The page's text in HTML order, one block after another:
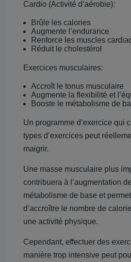
Cardio (Activité d’aérobie):
Brûle les calories
Augmente l’endurance
Renforce les muscles
Réduit le cholestérol
Exercices musculaires:
Accroît le tonus musculaire
Augmente la flexibilité et
Booste le métabolisme de
Un programme d’exercice qui
types d’exercices peut
maigrir.
Une masse musculaire plus
contribuera à l’augmentation
métabolisme de base et
d’accroître le nombre de
une activité physique.
Cependant, effectuer des
manière trop intensive peut